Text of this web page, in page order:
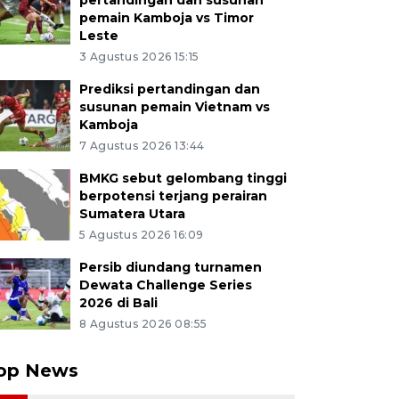
pemain Kamboja vs Timor
Leste
3 Agustus 2026 15:15
Prediksi pertandingan dan
susunan pemain Vietnam vs
Kamboja
7 Agustus 2026 13:44
BMKG sebut gelombang tinggi
berpotensi terjang perairan
Sumatera Utara
5 Agustus 2026 16:09
Persib diundang turnamen
Dewata Challenge Series
2026 di Bali
8 Agustus 2026 08:55
News